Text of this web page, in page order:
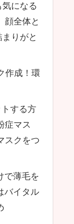
になる
顔全体と
りがと
作成！環
する方
症マス
スクをつ
で薄毛を
バイタル